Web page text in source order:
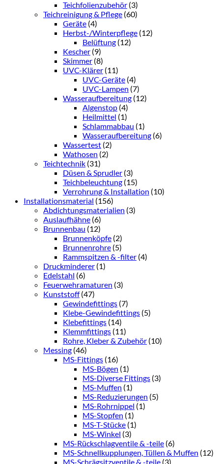
Teichfolienzubehör (3)
Teichreinigung & Pflege (60)
Geräte (4)
Herbst-/Winterpflege (12)
Belüftung (12)
Kescher (9)
Skimmer (8)
UVC-Klärer (11)
UVC-Geräte (4)
UVC-Lampen (7)
Wasseraufbereitung (12)
Algenstop (4)
Heilmittel (1)
Schlammabbau (1)
Wasseraufbereitung (6)
Wassertest (2)
Wathosen (2)
Teichtechnik (31)
Düsen & Sprudler (3)
Teichbeleuchtung (15)
Verrohrung & Installation (10)
Installationsmaterial (156)
Abdichtungsmaterialien (3)
Auslaufhähne (6)
Brunnenbau (12)
Brunnenköpfe (2)
Brunnenrohre (5)
Rammspitzen & -filter (4)
Druckminderer (1)
Edelstahl (6)
Feuerwehramaturen (3)
Kunststoff (47)
Gewindefittings (7)
Klebe-Gewindefittings (5)
Klebefittings (14)
Klemmfittings (11)
Rohre, Kleber & Zubehör (10)
Messing (46)
MS-Fittings (16)
MS-Bögen (1)
MS-Diverse Fittings (3)
MS-Muffen (1)
MS-Reduzierungen (5)
MS-Rohrnippel (1)
MS-Stopfen (1)
MS-T-Stücke (1)
MS-Winkel (3)
MS-Rückschlagventile & -teile (6)
MS-Schnellkupplungen, Tüllen & Muffen (12)
MS-Schrägsitzventile & -teile (3)